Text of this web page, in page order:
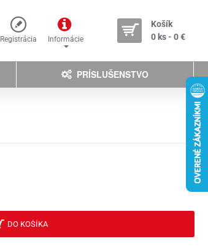
Registrácia Informácie
Košík
0 ks - 0 €
PRÍSLUŠENSTVO
DO KOŠÍKA